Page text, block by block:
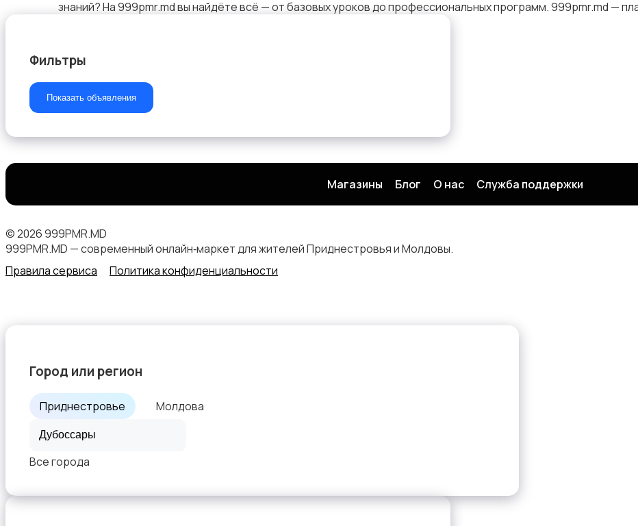
Хобби и развлечения
Красота и здоровье
знаний? На 999pmr.md вы найдёте всё — от базовых уроков до профессиональных программ. 999pmr.md —
Фильтры
Показать объявления
Магазины Блог О нас Служба поддержки
© 2026 999PMR.MD
999PMR.MD — современный онлайн‑маркет для жителей Приднестровья и Молдовы.
Правила сервиса
Политика конфиденциальности
Город или регион
Приднестровье Молдова
Все города